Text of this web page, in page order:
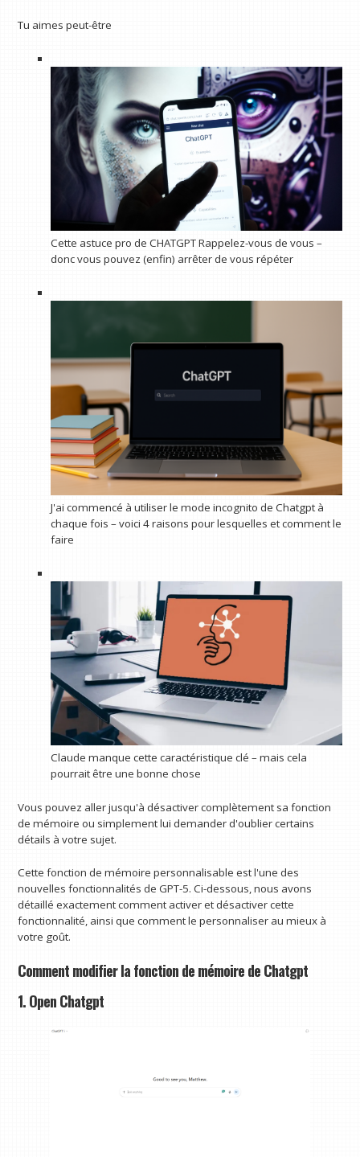
Tu aimes peut-être
Cette astuce pro de CHATGPT Rappelez-vous de vous –
donc vous pouvez (enfin) arrêter de vous répéter
J'ai commencé à utiliser le mode incognito de Chatgpt à
chaque fois – voici 4 raisons pour lesquelles et comment le
faire
Claude manque cette caractéristique clé – mais cela
pourrait être une bonne chose
Vous pouvez aller jusqu'à désactiver complètement sa fonction
de mémoire ou simplement lui demander d'oublier certains
détails à votre sujet.
Cette fonction de mémoire personnalisable est l'une des
nouvelles fonctionnalités de GPT-5. Ci-dessous, nous avons
détaillé exactement comment activer et désactiver cette
fonctionnalité, ainsi que comment le personnaliser au mieux à
votre goût.
Comment modifier la fonction de mémoire de Chatgpt
1. Open Chatgpt